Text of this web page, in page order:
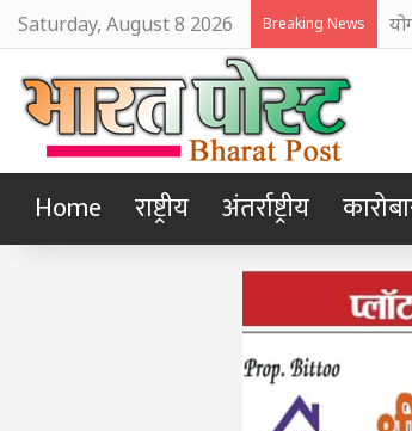
Saturday, August 8 2026 Breaking News
Home राष्ट्रीय अंतर्राष्ट्रीय